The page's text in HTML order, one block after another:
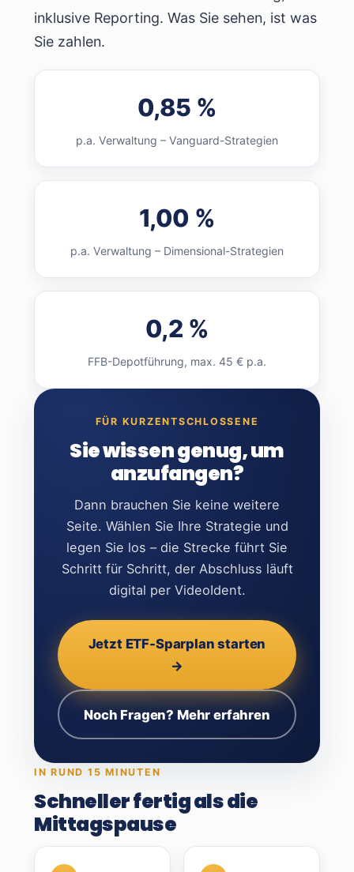
inklusive Reporting. Was Sie sehen, ist was
Sie zahlen.
0,85 %
p.a. Verwaltung – Vanguard-Strategien
1,00 %
p.a. Verwaltung – Dimensional-Strategien
0,2 %
FFB-Depotführung, max. 45 € p.a.
FÜR KURZENTSCHLOSSENE
Sie wissen genug, um
anzufangen?
Dann brauchen Sie keine weitere
Seite. Wählen Sie Ihre Strategie und
legen Sie los – die Strecke führt Sie
Schritt für Schritt, der Abschluss läuft
digital per VideoIdent.
Jetzt ETF-Sparplan starten
→
Noch Fragen? Mehr erfahren
IN RUND 15 MINUTEN
Schneller fertig als die
Mittagspause